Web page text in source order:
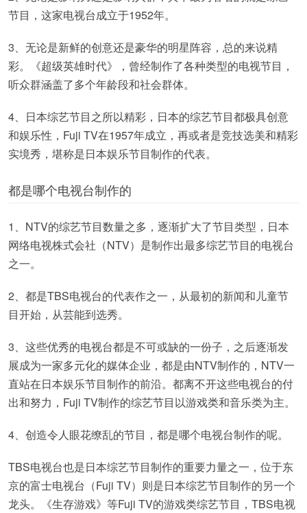
节目，这家电视台成立于1952年。
3、无论是新鲜的创意还是豪华的明星阵容，总的来说精
彩。《超级英雄时代》，曾经制作了各种类型的电视节目，
听众群涵盖了多个年龄段和社会群体。
4、日本综艺节目之所以精彩，日本的综艺节目都极具创意
和娱乐性，Fuji TV在1957年成立，再或者是竞技选美和精彩
实境秀，堪称是日本娱乐节目制作的代表。
都是哪个电视台制作的
1、NTV的综艺节目数量之多，逐渐扩大了节目类型，日本
网络电视株式会社（NTV）是制作出最多综艺节目的电视台
之一。
2、都是TBS电视台的代表作之一，从最初的新闻和儿童节
目开始，从芸能到选秀。
3、这些优秀的电视台都是不可或缺的一份子，之后逐渐发
展成为一家多元化的媒体企业，都是由NTV制作的，NTV一
直站在日本娱乐节目制作的前沿。都离不开这些电视台的付
出和努力，Fuji TV制作的综艺节目以游戏类和音乐类为主。
4、创造令人眼花缭乱的节目，都是哪个电视台制作的呢。
TBS电视台也是日本综艺节目制作的重要力量之一，位于东
京的富士电视台（Fuji TV）则是日本综艺节目制作的另一个
龙头。《生存游戏》等Fuji TV的游戏类综艺节目，TBS电视